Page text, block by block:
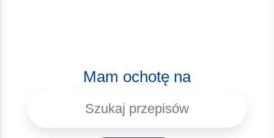
Mam ochotę na